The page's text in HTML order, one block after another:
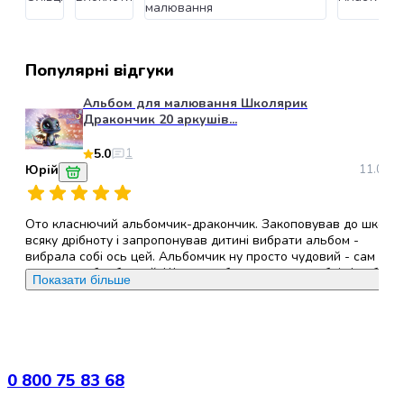
котів
адресники
для
котів
Інструменти
аксесуари
для
грумінгу
котів
Кігтерізи
для
малювання
Популярні відгуки
Альбом для малювання Школярик
Дракончик 20 аркушів...
5.0
1
Юрій
Ото класнючий альбомчик-дракончик. Закоповував до школи
всяку дрібноту і запропонував дитині вибрати альбом -
вибрала собі ось цей. Альбомчик ну просто чудовий - сам
дракончик бомбезний. Щодо альбому - листки добрі, фарби
наносяться теж чудово. Єдиний нюанс є те, що листочки
Переваги: Бомбезна картинка дракончика
Показати більше
0 800 75 83 68